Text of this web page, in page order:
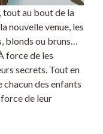
tout au bout de la
nouvelle venue, les
blonds ou bruns…
force de les
secrets. Tout en
des enfants
de leur